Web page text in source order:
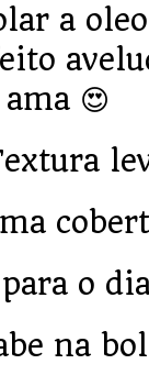
a
ama 😍
o
na